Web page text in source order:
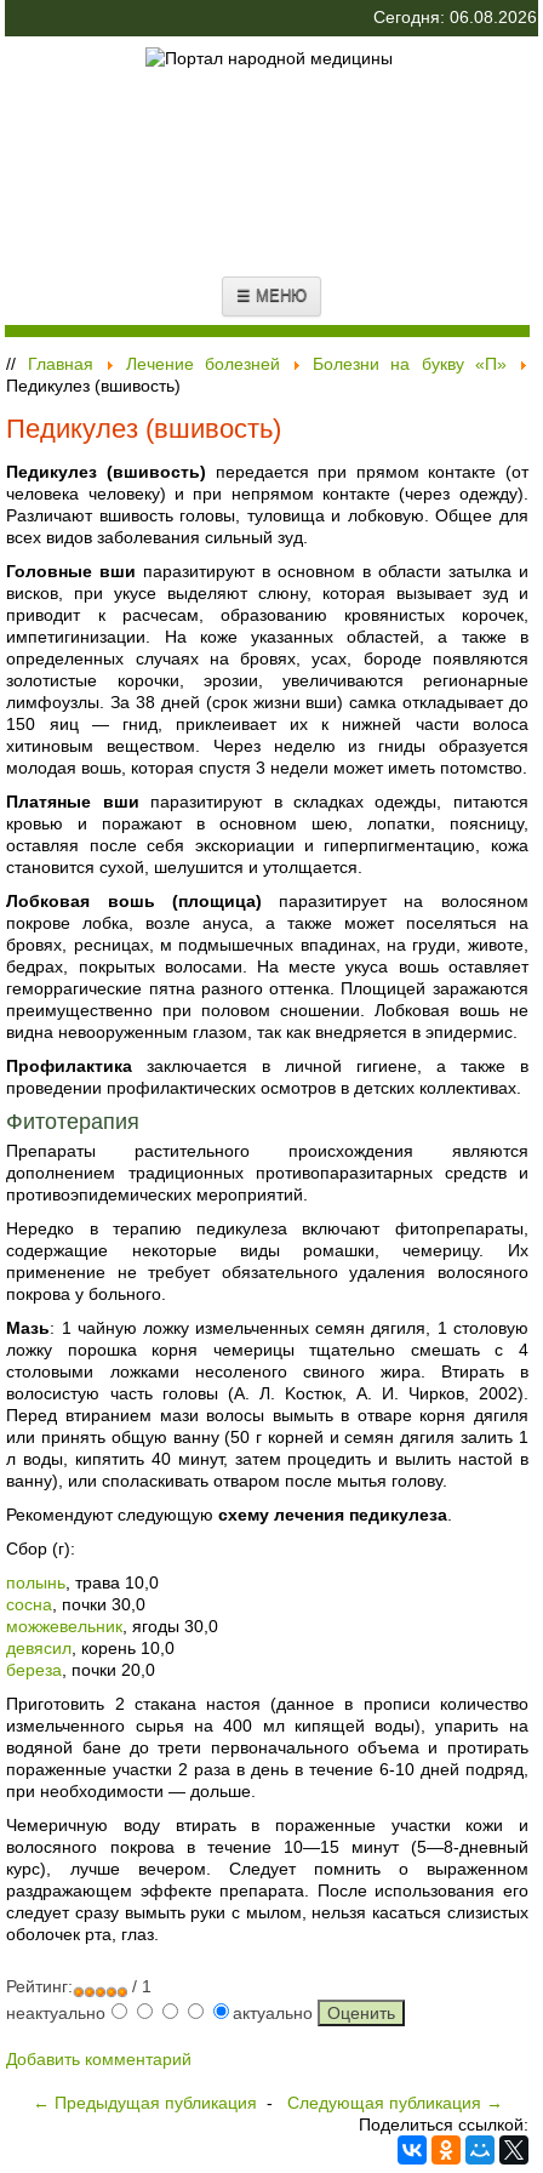
Сегодня: 06.08.2026
☰ МЕНЮ
// Главная Лечение болезней
Болезни на букву «П»
Педикулез (вшивость)
Педикулез (вшивость)
Педикулез (вшивость) передается при прямом контакте (от
человека человеку) и при непрямом контакте (через одежду).
Различают вшивость головы, туловища и лобковую. Общее для
всех видов заболевания сильный зуд.
Головные вши паразитируют в основном в области затылка и
висков, при укусе выделяют слюну, которая вызывает зуд и
приводит к расчесам, образованию кровянистых корочек,
импетигинизации. На коже указанных областей, а также в
определенных случаях на бровях, усах, бороде появляются
золотистые корочки, эрозии, увеличиваются регионарные
лимфоузлы. За 38 дней (срок жизни вши) самка откладывает до
150 яиц — гнид, приклеивает их к нижней части волоса
хитиновым веществом. Через неделю из гниды образуется
молодая вошь, которая спустя 3 недели может иметь потомство.
Платяные вши паразитируют в складках одежды, питаются
кровью и поражают в основном шею, лопатки, поясницу,
оставляя после себя экскориации и гиперпигментацию, кожа
становится сухой, шелушится и утолщается.
Лобковая вошь (площица) паразитирует на волосяном
покрове лобка, возле ануса, а также может поселяться на
бровях, ресницах, м подмышечных впадинах, на груди, животе,
бедрах, покрытых волосами. На месте укуса вошь оставляет
геморрагические пятна разного оттенка. Площицей заражаются
преимущественно при половом сношении. Лобковая вошь не
видна невооруженным глазом, так как внедряется в эпидермис.
Профилактика заключается в личной гигиене, а также в
проведении профилактических осмотров в детских коллективах.
Фитотерапия
Препараты растительного происхождения являются
дополнением традиционных противопаразитарных средств и
противоэпидемических мероприятий.
Нередко в терапию педикулеза включают фитопрепараты,
содержащие некоторые виды ромашки, чемерицу. Их
применение не требует обязательного удаления волосяного
покрова у больного.
Мазь: 1 чайную ложку измельченных семян дягиля, 1 столовую
ложку порошка корня чемерицы тщательно смешать с 4
столовыми ложками несоленого свиного жира. Втирать в
волосистую часть головы (А. Л. Kocтюк, А. И. Чирков, 2002).
Перед втиранием мази волосы вымыть в отваре корня дягиля
или принять общую ванну (50 г корней и семян дягиля залить 1
л воды, кипятить 40 минут, затем процедить и вылить настой в
ванну), или споласкивать отваром после мытья голову.
Рекомендуют следующуюсхему лечения педикулеза
Сбор (г):
полынь , трава 10,0
сосна , почки 30,0
можжевельник , ягоды 30,0
девясил , корень 10,0
береза , почки 20,0
Приготовить 2 стакана настоя (данное в прописи количество
измельченного сырья на 400 мл кипящей воды), упарить на
водяной бане до трети первоначального объема и протирать
пораженные участки 2 раза в день в течение 6-10 дней подряд,
при необходимости — дольше.
Чемеричную воду втирать в пораженные участки кожи и
волосяного покрова в течение 10—15 минут (5—8-дневный
курс), лучше вечером. Следует помнить о выраженном
раздражающем эффекте препарата. После использования его
следует сразу вымыть руки с мылом, нельзя касаться слизистых
оболочек рта, глаз.
Рейтинг:
/ 1
неактуально
актуально
Добавить комментарий
← Предыдущая публикация - Следующая публикация →
Поделиться ссылкой: